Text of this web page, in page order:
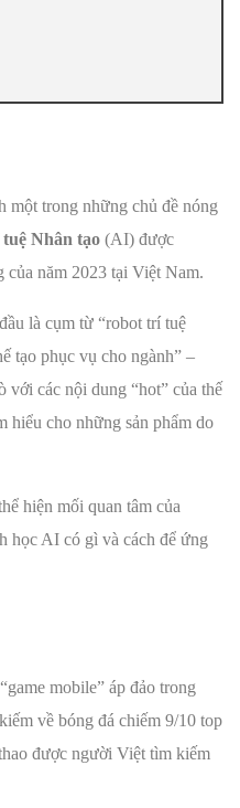
một trong những chủ đề nóng
Nhân tạo (AI) được
của năm 2023 tại Việt Nam.
là cụm từ “robot trí tuệ
tạo phục vụ cho ngành” –
các nội dung “hot” của thế
hiểu cho những sản phẩm do
hiện mối quan tâm của
học AI có gì và cách để ứng
mobile” áp đảo trong
về bóng đá chiếm 9/10 top
được người Việt tìm kiếm